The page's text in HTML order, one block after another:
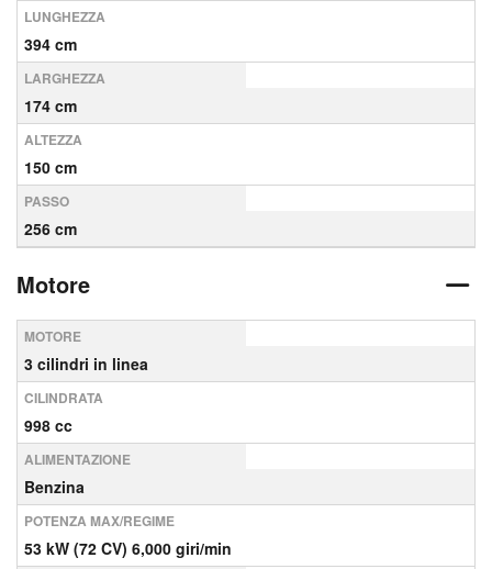
LUNGHEZZA
394 cm
LARGHEZZA
174 cm
ALTEZZA
150 cm
PASSO
256 cm
Motore
MOTORE
3 cilindri in linea
CILINDRATA
998 cc
ALIMENTAZIONE
Benzina
POTENZA MAX/REGIME
53 kW (72 CV) 6,000 giri/min